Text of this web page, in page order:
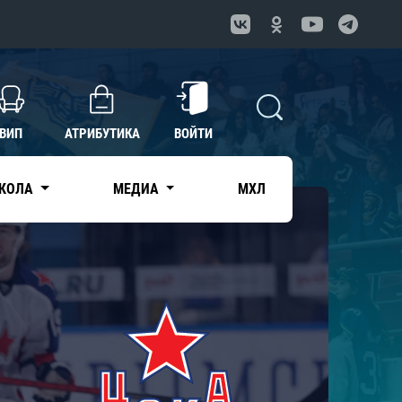
ВИП АТРИБУТИКА ВОЙТИ
МЕДИА МХЛ